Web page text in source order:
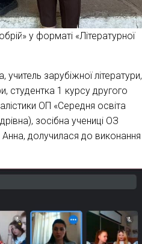
у форматі «Літературної
зарубіжної літератури,
студентка 1 курсу другого
ОП «Середня освіта
зосібна учениці ОЗ
долучилася до виконання